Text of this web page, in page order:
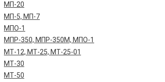
МП-20
МП-5, МП-7
МПО-1
МПР-350, МПР-350М, МПО-1
МТ-12, МТ-25, МТ-25-01
МТ-30
МТ-50